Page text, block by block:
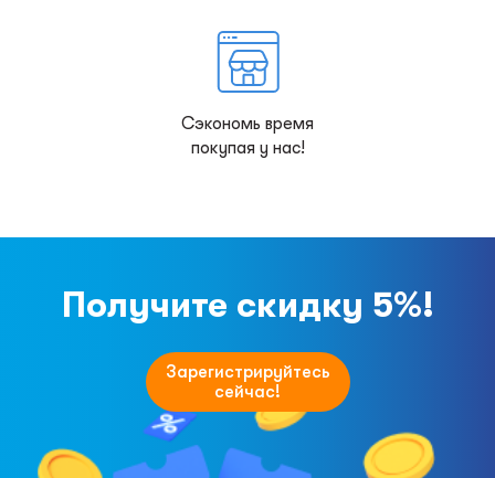
Сэкономь время
покупая у нас!
Получите скидку 5%!
Зарегистрируйтесь
сейчас!